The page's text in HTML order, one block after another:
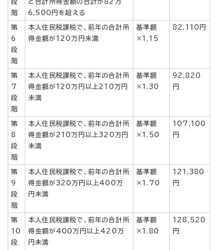
階
6,500円を超える
第
6
段
階
本人住民税課税で、前年の合計所
得金額が120万円未満
基準額
×1.15
82,110円
第
7
段
階
本人住民税課税で、前年の合計所
得金額が120万円以上210万円
未満
基準額
×1.30
92,820
円
第
8
段
階
本人住民税課税で、前年の合計所
得金額が210万円以上320万円
未満
基準額
×1.50
107,100
円
第
9
段
階
本人住民税課税で、前年の合計所
得金額が320万円以上400万
円未満
基準額
×1.70
121,380
円
第
10
段
本人住民税課税で、前年の合計所
得金額が400万円以上420万
円未満
基準額
×1.80
128,520
円